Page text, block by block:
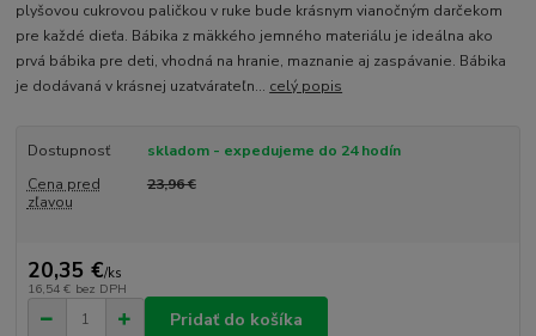
plyšovou cukrovou paličkou v ruke bude krásnym vianočným darčekom
pre každé dieťa. Bábika z mäkkého jemného materiálu je ideálna ako
prvá bábika pre deti, vhodná na hranie, maznanie aj zaspávanie. Bábika
je dodávaná v krásnej uzatvárateľn... celý popis
Dostupnosť
skladom - expedujeme do 24 hodín
Cena pred
zľavou
23,96 €
20,35 €/ks
16,54 € bez DPH
Pridať do košíka